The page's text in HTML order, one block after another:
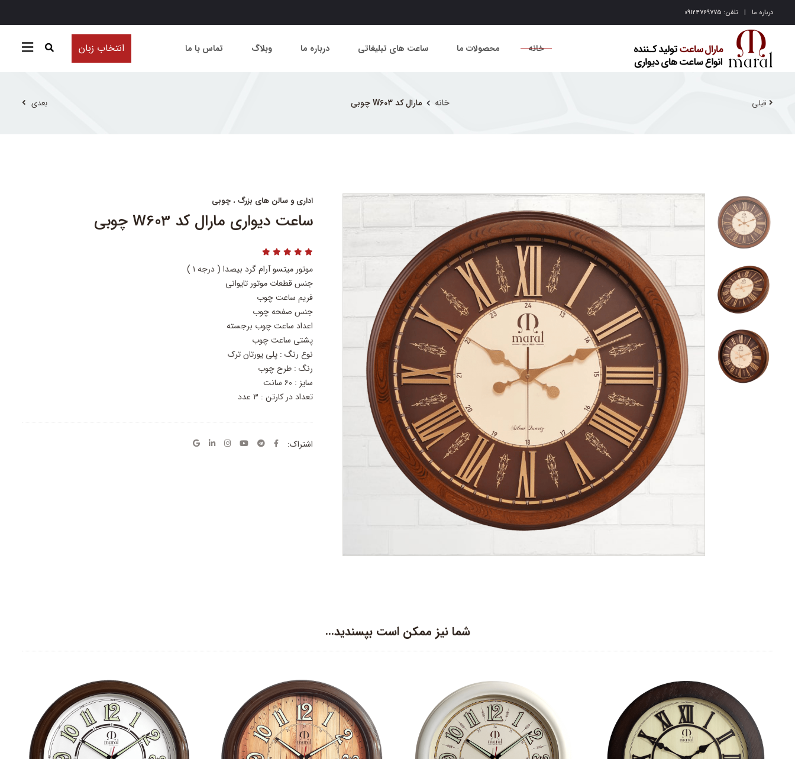
درباره ما تلفن: 09124769775
خانه محصولات ما ساعت های تبلیغاتی درباره ما وبلاگ تماس با ما انتخاب زبان
قبلی خانه مارال کد W603 چوبی بعدی
اداری و سالن های بزرگ ، چوبی
ساعت دیواری مارال کد W603 چوبی
موتور میتسو آرام گرد بیصدا ( درجه ۱ )
جنس قطعات موتور تایوانی
فریم ساعت چوب
جنس صفحه چوب
اعداد ساعت چوب برجسته
پشتی ساعت چوب
نوع رنگ : پلی یورتان ترک
رنگ : طرح چوب
سایز : ۶۰ سانت
تعداد در کارتن : ۳ عدد
اشتراک:
شما نیز ممکن است بپسندید…